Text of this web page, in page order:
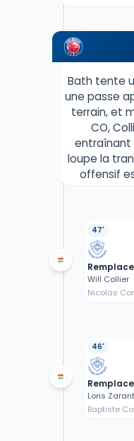
Bath tente
une passe
terrain, et
CO,
entraînant
loupe la
offensif
47'
Will Collier
Nicolas
46'
Loris
Baptiste